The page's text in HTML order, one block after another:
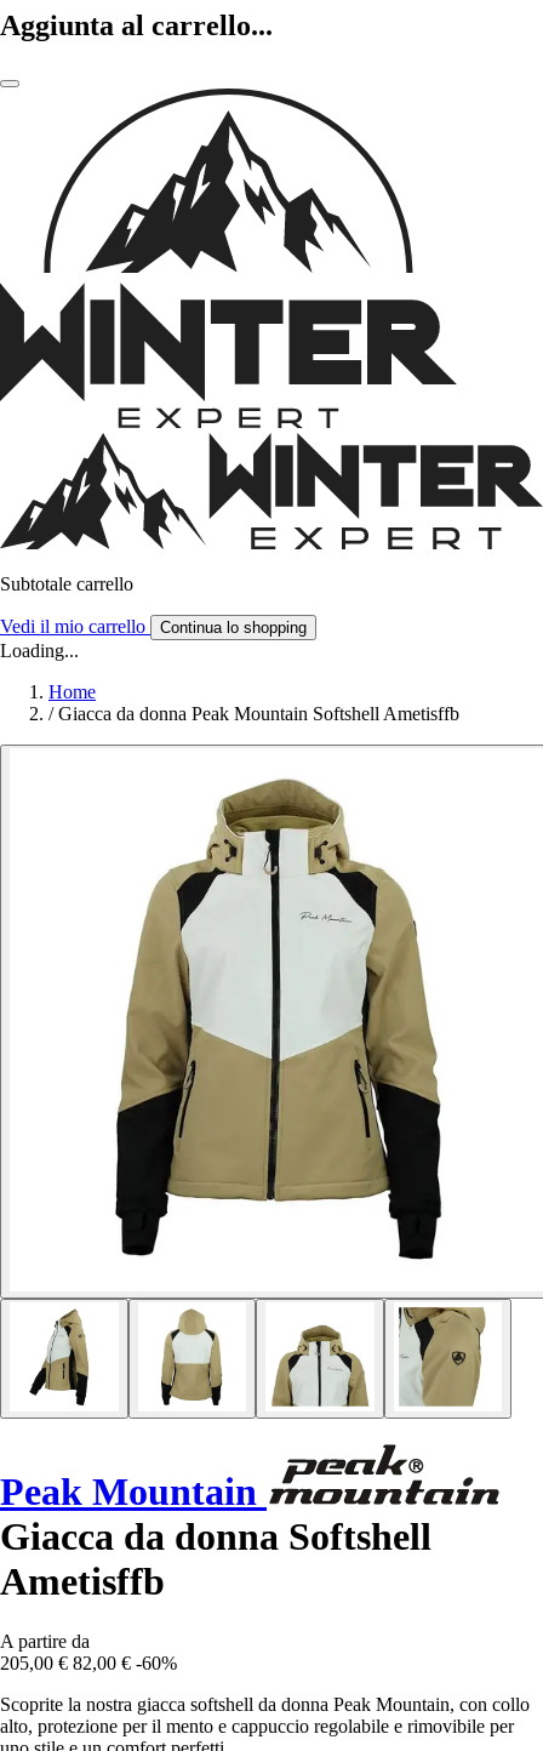
Aggiunta al carrello...
Subtotale carrello
Vedi il mio carrello Continua lo shopping
Loading...
Home
/ Giacca da donna Peak Mountain Softshell Ametisffb
Peak Mountain
Giacca da donna Softshell
Ametisffb
A partire da
205,00 € 82,00 € -60%
Scoprite la nostra giacca softshell da donna Peak Mountain, con collo
alto, protezione per il mento e cappuccio regolabile e rimovibile per